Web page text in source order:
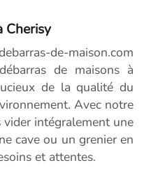
Cherisy
de-maison.com
de maisons à
de la qualité du
Avec notre
intégralement une
cave ou un grenier en
et attentes.